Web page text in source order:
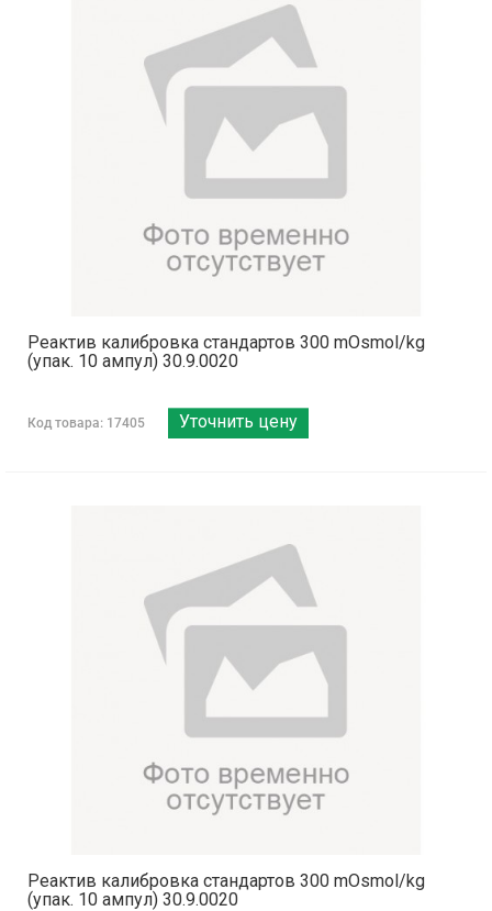
Реактив калибровка стандартов 300 mOsmol/kg
(упак. 10 ампул) 30.9.0020
Код товара: 17405 Уточнить цену
Реактив калибровка стандартов 300 mOsmol/kg
(упак. 10 ампул) 30.9.0020